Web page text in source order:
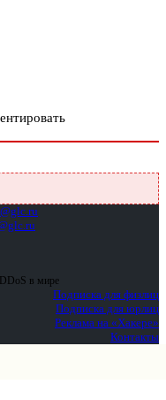
в мире
Подписка для физлиц
Подписка для юрлиц
Реклама на «Хакере»
Контакты